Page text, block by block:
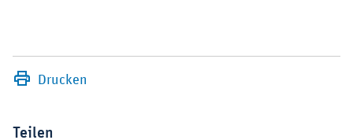
Drucken
Teilen